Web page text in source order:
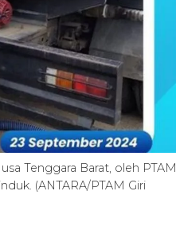
Tenggara Barat, oleh PTAM
(ANTARA/PTAM Giri